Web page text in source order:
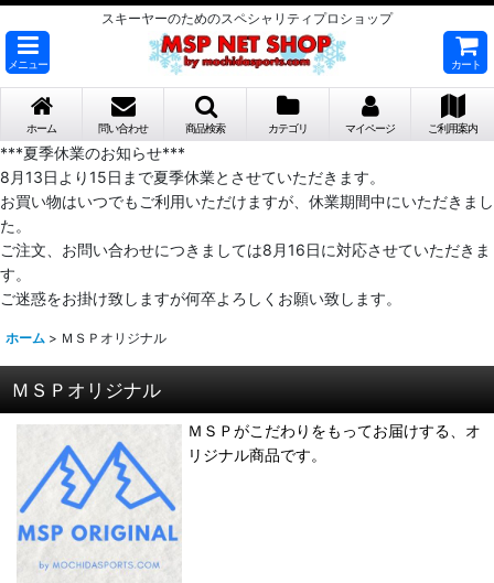
スキーヤーのためのスペシャリティプロショップ
メニュー カート
ホーム 問い合わせ 商品検索 カテゴリ マイページ ご利用案内
***夏季休業のお知らせ***
8月13日より15日まで夏季休業とさせていただきます。
お買い物はいつでもご利用いただけますが、休業期間中にいただきまし
た。
ご注文、お問い合わせにつきましては8月16日に対応させていただきま
す。
ご迷惑をお掛け致しますが何卒よろしくお願い致します。
ホーム > ＭＳＰオリジナル
ＭＳＰオリジナル
ＭＳＰがこだわりをもってお届けする、オ
リジナル商品です。